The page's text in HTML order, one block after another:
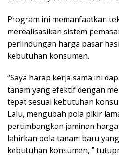
Program ini memanfaatkan
merealisasikan sistem
perlindungan harga pasar
kebutuhan konsumen.
“Saya harap kerja sama ini
tanam yang efektif dengan
tepat sesuai kebutuhan
Lalu, mengubah pola pikir
pertimbangkan jaminan
lahirkan pola tanam baru
kebutuhan konsumen, ”